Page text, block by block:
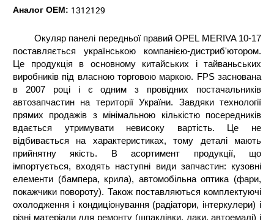
Аналог ОЕМ: 1312129
Окуляр панелі передньої правий OPEL MERIVA 10-17
поставляється українською компанією-дистриб'ютором.
Це продукція в основному китайських і тайваньських
виробників під власною торговою маркою. FPS заснована
в 2007 році і є одним з провідних постачальників
автозапчастин на території України. Завдяки технології
прямих продажів з мінімальною кількістю посередників
вдається утримувати невисоку вартість. Це не
відбивається на характеристиках, тому деталі мають
прийнятну якість. В асортимент продукції, що
імпортується, входять наступні види запчастин: кузовні
елементи (бампера, крила), автомобільна оптика (фари,
покажчики повороту). Також поставляються комплектуючі
охолодження і кондиціонування (радіатори, інтеркулери) і
різні матеріали для ремонту (шпаклівки, лаки, автоемалі) і